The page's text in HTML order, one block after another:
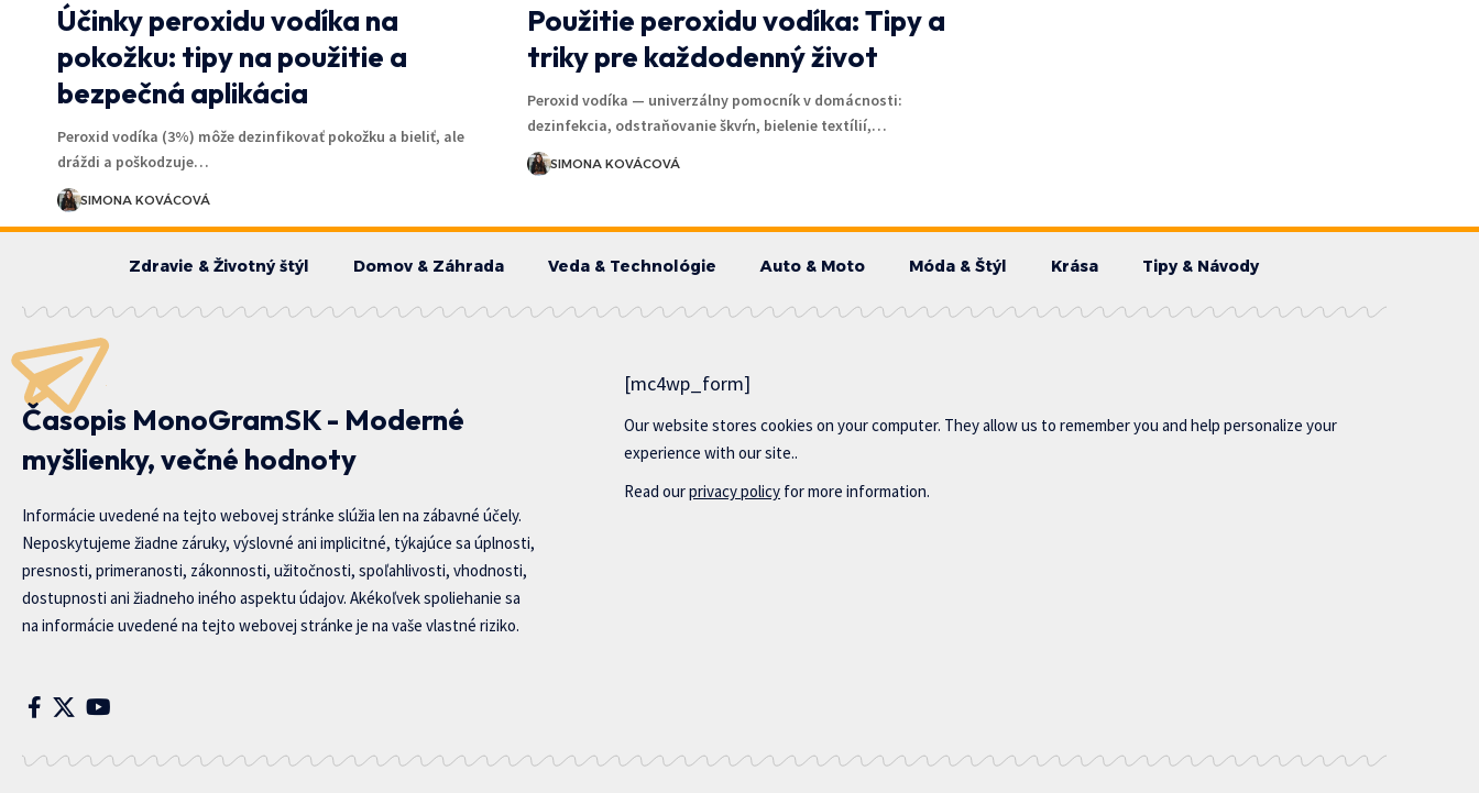
Účinky peroxidu vodíka na
pokožku: tipy na použitie a
bezpečná aplikácia
Peroxid vodíka (3%) môže dezinfikovať pokožku a bieliť, ale
dráždi a poškodzuje…
SIMONA KOVÁCOVÁ
Použitie peroxidu vodíka: Tipy a
triky pre každodenný život
Peroxid vodíka — univerzálny pomocník v domácnosti:
dezinfekcia, odstraňovanie škvŕn, bielenie textílií,…
SIMONA KOVÁCOVÁ
Zdravie & Životný štýl Domov & Záhrada Veda & Technológie Auto & Moto Móda & Štýl Krása Tipy & Návody
Časopis MonoGramSK - Moderné
myšlienky, večné hodnoty
Informácie uvedené na tejto webovej stránke slúžia len na zábavné účely.
Neposkytujeme žiadne záruky, výslovné ani implicitné, týkajúce sa úplnosti,
presnosti, primeranosti, zákonnosti, užitočnosti, spoľahlivosti, vhodnosti,
dostupnosti ani žiadneho iného aspektu údajov. Akékoľvek spoliehanie sa
na informácie uvedené na tejto webovej stránke je na vaše vlastné riziko.
[mc4wp_form]
Our website stores cookies on your computer. They allow us to remember you and help personalize your
experience with our site..
Read ourprivacy policy for more information.